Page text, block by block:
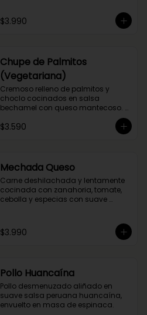
$3.990
Chupe de Palmitos
(Vegetariana)
Cremoso relleno de palmitos y
choclo cocinados en salsa
bechamel con queso mantecoso.
$3.590
Mechada Queso
Carne deshilachada y lentamente
cocinada con zanahoria, tomate,
cebolla y especias con suave
$3.990
Pollo Huancaína
Pollo desmenuzado aliñado en
suave salsa peruana huancaína,
envuelto en masa de espinaca.